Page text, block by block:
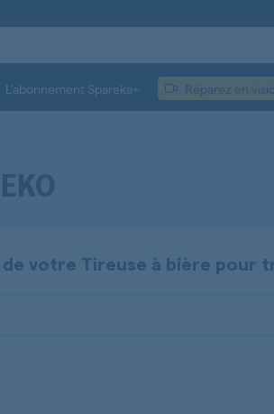
L’abonnement Spareka+ Réparez en
de votre Tireuse à bière pour